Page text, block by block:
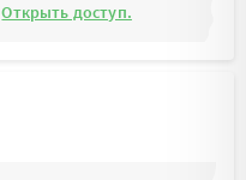
Открыть доступ.